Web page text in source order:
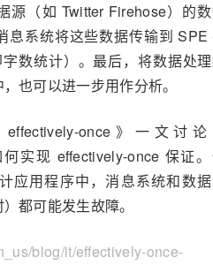
源（如 Twitter Firehose）的
息系统将这些数据传输到 SPE
数统计）。最后，将数据处
也可以进一步用作分析。
effectively-once》一文讨
实现 effectively-once 保证
应用程序中，消息系统和数
都可能发生故障。
blog/it/effectively-once-